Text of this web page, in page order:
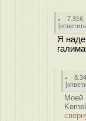
7.316
[ответить
Я
[
Моей